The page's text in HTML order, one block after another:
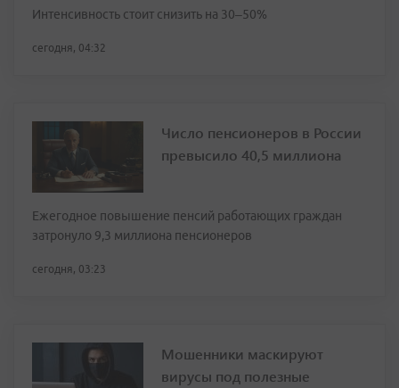
Интенсивность стоит снизить на 30–50%
сегодня, 04:32
Число пенсионеров в России
превысило 40,5 миллиона
Ежегодное повышение пенсий работающих граждан
затронуло 9,3 миллиона пенсионеров
сегодня, 03:23
Мошенники маскируют
вирусы под полезные